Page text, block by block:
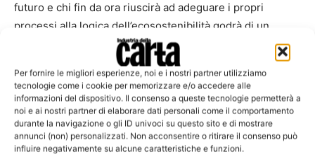
Per fornire le migliori esperienze, noi e i nostri partner utilizziamo
tecnologie come i cookie per memorizzare e/o accedere alle
informazioni del dispositivo. Il consenso a queste tecnologie permetterà a
noi e ai nostri partner di elaborare dati personali come il comportamento
durante la navigazione o gli ID univoci su questo sito e di mostrare
annunci (non) personalizzati. Non acconsentire o ritirare il consenso può
influire negativamente su alcune caratteristiche e funzioni.
futuro e chi fin da ora riuscirà ad adeguare i propri
processi alla logica dell’ecosostenibilità godrà di un
vantaggio impareggiabile. Questa scelta è stata fatta
considerando la nostra etica ambientale e per offrire ai
nostri clienti finali un ulteriore servizio in più. Sempre più
utilizzatori infatti ricercano prodotti sostenibili e a basso
impatto ambientale. Pro-Gest deve poter garantire il
massimo standard ambientale dei suoi prodotti,
mantenendo gli standard di qualità che già ci